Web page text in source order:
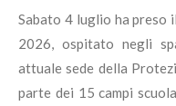
Sabato 4 luglio ha preso
2026, ospitato negli
attuale sede della
parte dei 15 campi